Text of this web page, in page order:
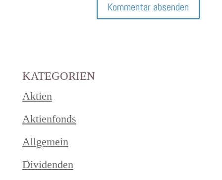
KATEGORIEN
Aktien
Aktienfonds
Allgemein
Dividenden